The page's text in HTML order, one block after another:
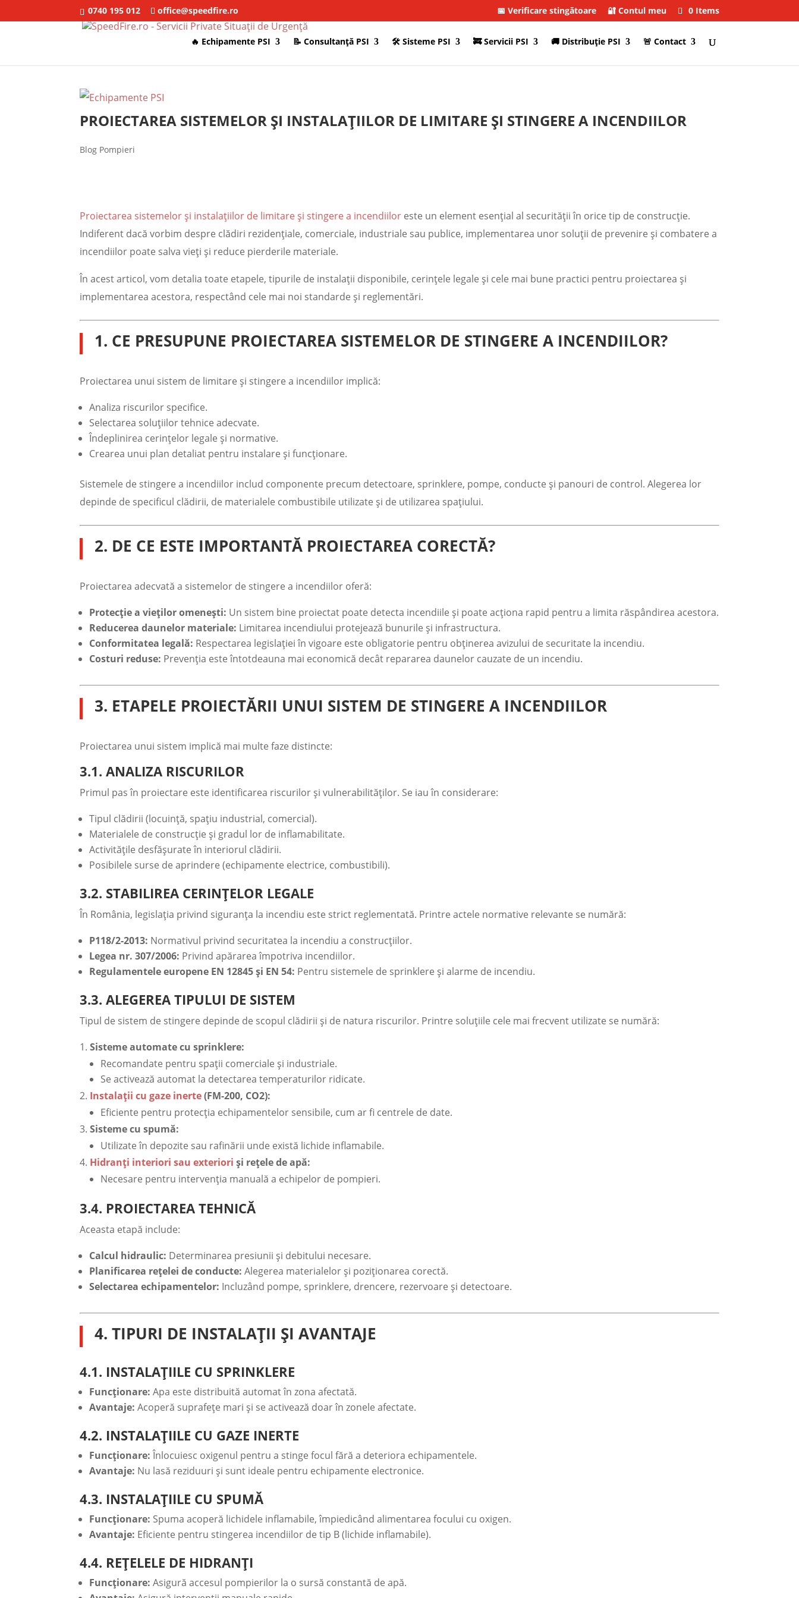
0740 195 012 office@speedfire.ro 📅 Verificare stingătoare 🔐 Contul meu 0 Items
🔥 Echipamente PSI 📝 Consultanţă PSI 🛠 Sisteme PSI 🚒 Servicii PSI 🚚 Distribuţie PSI 🚨 Contact
PROIECTAREA SISTEMELOR ȘI INSTALAȚIILOR DE LIMITARE ȘI STINGERE A INCENDIILOR
Blog Pompieri
Proiectarea sistemelor și instalațiilor de limitare și stingere a incendiilor este un element esențial al securității în orice tip de construcție.
Indiferent dacă vorbim despre clădiri rezidențiale, comerciale, industriale sau publice, implementarea unor soluții de prevenire și combatere a
incendiilor poate salva vieți și reduce pierderile materiale.
În acest articol, vom detalia toate etapele, tipurile de instalații disponibile, cerințele legale și cele mai bune practici pentru proiectarea și
implementarea acestora, respectând cele mai noi standarde și reglementări.
1. CE PRESUPUNE PROIECTAREA SISTEMELOR DE STINGERE A INCENDIILOR?
Proiectarea unui sistem de limitare și stingere a incendiilor implică:
Analiza riscurilor specifice.
Selectarea soluțiilor tehnice adecvate.
Îndeplinirea cerințelor legale și normative.
Crearea unui plan detaliat pentru instalare și funcționare.
Sistemele de stingere a incendiilor includ componente precum detectoare, sprinklere, pompe, conducte și panouri de control. Alegerea lor
depinde de specificul clădirii, de materialele combustibile utilizate și de utilizarea spațiului.
2. DE CE ESTE IMPORTANTĂ PROIECTAREA CORECTĂ?
Proiectarea adecvată a sistemelor de stingere a incendiilor oferă:
Protecție a vieților omenești: Un sistem bine proiectat poate detecta incendiile și poate acționa rapid pentru a limita răspândirea acestora.
Reducerea daunelor materiale: Limitarea incendiului protejează bunurile și infrastructura.
Conformitatea legală: Respectarea legislației în vigoare este obligatorie pentru obținerea avizului de securitate la incendiu.
Costuri reduse: Prevenția este întotdeauna mai economică decât repararea daunelor cauzate de un incendiu.
3. ETAPELE PROIECTĂRII UNUI SISTEM DE STINGERE A INCENDIILOR
Proiectarea unui sistem implică mai multe faze distincte:
3.1. ANALIZA RISCURILOR
Primul pas în proiectare este identificarea riscurilor și vulnerabilităților. Se iau în considerare:
Tipul clădirii (locuință, spațiu industrial, comercial).
Materialele de construcție și gradul lor de inflamabilitate.
Activitățile desfășurate în interiorul clădirii.
Posibilele surse de aprindere (echipamente electrice, combustibili).
3.2. STABILIREA CERINȚELOR LEGALE
În România, legislația privind siguranța la incendiu este strict reglementată. Printre actele normative relevante se numără:
P118/2-2013: Normativul privind securitatea la incendiu a construcțiilor.
Legea nr. 307/2006: Privind apărarea împotriva incendiilor.
Regulamentele europene EN 12845 și EN 54: Pentru sistemele de sprinklere și alarme de incendiu.
3.3. ALEGEREA TIPULUI DE SISTEM
Tipul de sistem de stingere depinde de scopul clădirii și de natura riscurilor. Printre soluțiile cele mai frecvent utilizate se numără:
Sisteme automate cu sprinklere:
Recomandate pentru spații comerciale și industriale.
Se activează automat la detectarea temperaturilor ridicate.
Instalații cu gaze inerte(FM-200, CO2):
Eficiente pentru protecția echipamentelor sensibile, cum ar fi centrele de date.
Sisteme cu spumă:
Utilizate în depozite sau rafinării unde există lichide inflamabile.
Hidranți interiori sau exteriori și rețele de apă:
Necesare pentru intervenția manuală a echipelor de pompieri.
3.4. PROIECTAREA TEHNICĂ
Aceasta etapă include:
Calcul hidraulic: Determinarea presiunii și debitului necesare.
Planificarea rețelei de conducte: Alegerea materialelor și poziționarea corectă.
Selectarea echipamentelor: Incluzând pompe, sprinklere, drencere, rezervoare și detectoare.
4. TIPURI DE INSTALAȚII ȘI AVANTAJE
4.1. INSTALAȚIILE CU SPRINKLERE
Funcționare: Apa este distribuită automat în zona afectată.
Avantaje: Acoperă suprafețe mari și se activează doar în zonele afectate.
4.2. INSTALAȚIILE CU GAZE INERTE
Funcționare:Înlocuiesc oxigenul pentru a stinge focul fără a deteriora echipamentele.
Avantaje: Nu lasă reziduuri și sunt ideale pentru echipamente electronice.
4.3. INSTALAȚIILE CU SPUMĂ
Funcționare: Spuma acoperă lichidele inflamabile, împiedicând alimentarea focului cu oxigen.
Avantaje: Eficiente pentru stingerea incendiilor de tip B (lichide inflamabile).
4.4. REȚELELE DE HIDRANȚI
Funcționare: Asigură accesul pompierilor la o sursă constantă de apă.